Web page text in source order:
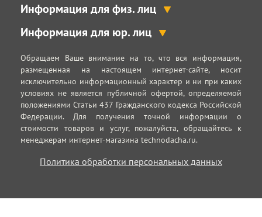
Информация для физ. лиц
Информация для юр. лиц
Обращаем Ваше внимание на то, что вся информация,
размещенная на настоящем интернет-сайте, носит
исключительно информационный характер и ни при каких
условиях не является публичной офертой, определяемой
положениями Статьи 437 Гражданского кодекса Российской
Федерации. Для получения точной информации о
стоимости товаров и услуг, пожалуйста, обращайтесь к
менеджерам интернет-магазина technodacha.ru.
Политика обработки персональных данных